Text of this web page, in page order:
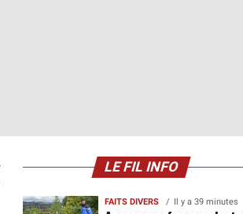
LE FIL INFO
FAITS DIVERS Il y a 39 minutes